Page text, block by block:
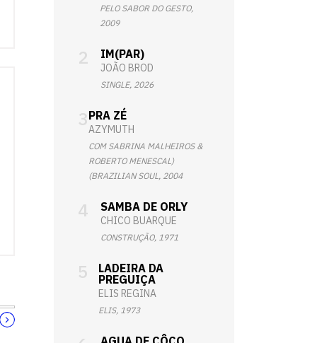
PELO SABOR DO GESTO,
2009
IM(PAR)
JOÃO BROD
SINGLE, 2026
PRA ZÉ
AZYMUTH
COM SABRINA MALHEIROS &
ROBERTO MENESCAL)
(BRAZILIAN SOUL, 2004
SAMBA DE ORLY
CHICO BUARQUE
CONSTRUÇÃO, 1971
LADEIRA DA
PREGUIÇA
ELIS REGINA
ELIS, 1973